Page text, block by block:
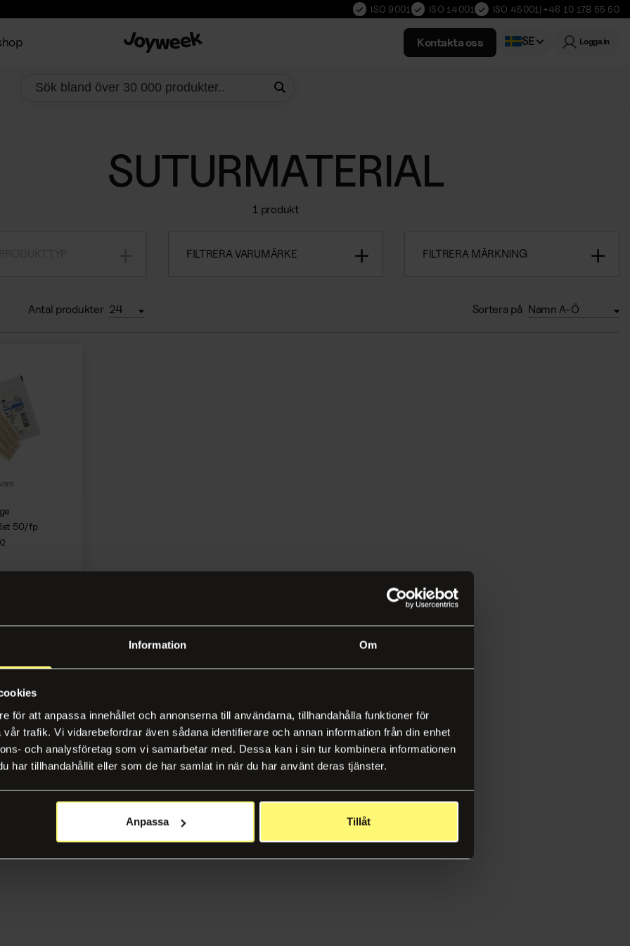
Information Om
för att anpassa innehållet och annonserna till användarna, tillhandahålla funktioner för
trafik. Vi vidarebefordrar även sådana identifierare och annan information från din enhet
och analysföretag som vi samarbetar med. Dessa kan i sin tur kombinera informationen
har tillhandahållit eller som de har samlat in när du har använt deras tjänster.
Anpassa Tillåt
ISO 9001 ISO 14001 ISO 45001 | +46 10 178 55 50
Kontakta oss SE Logga in
SUTURMATERIAL
1 produkt
FILTRERA VARUMÄRKE FILTRERA MÄRKNING
Antal produkter 24 Sortera på Namn A-Ö
50/fp